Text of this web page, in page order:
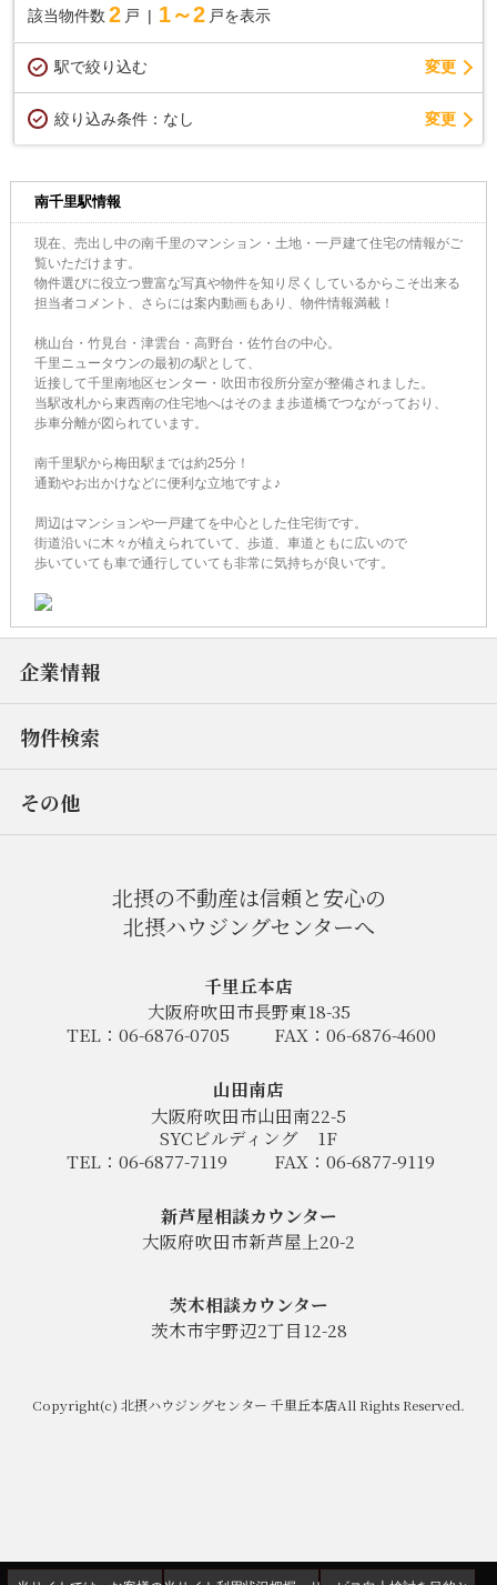
該当物件数 2 戸 1～2 戸を表示
駅で絞り込む 変更
絞り込み条件： なし 変更
南千里駅情報
現在、売出し中の南千里のマンション・土地・一戸建て住宅の情報がご
覧いただけます。
物件選びに役立つ豊富な写真や物件を知り尽くしているからこそ出来る
担当者コメント、さらには案内動画もあり、物件情報満載！
桃山台・竹見台・津雲台・高野台・佐竹台の中心。
千里ニュータウンの最初の駅として、
近接して千里南地区センター・吹田市役所分室が整備されました。
当駅改札から東西南の住宅地へはそのまま歩道橋でつながっており、
歩車分離が図られています。
南千里駅から梅田駅までは約25分！
通勤やお出かけなどに便利な立地ですよ♪
周辺はマンションや一戸建てを中心とした住宅街です。
街道沿いに木々が植えられていて、歩道、車道ともに広いので
歩いていても車で通行していても非常に気持ちが良いです。
企業情報
物件検索
その他
北摂の不動産は信頼と安心の
北摂ハウジングセンターへ
千里丘本店
大阪府吹田市長野東18-35
TEL：06-6876-0705
FAX：06-6876-4600
山田南店
大阪府吹田市山田南22-5
SYCビルディング
1F
TEL：06-6877-7119
FAX：06-6877-9119
新芦屋相談カウンター
大阪府吹田市新芦屋上20-2
茨木相談カウンター
茨木市宇野辺2丁目12-28
Copyright(c) 北摂ハウジングセンター 千里丘本店All Rights Reserved.